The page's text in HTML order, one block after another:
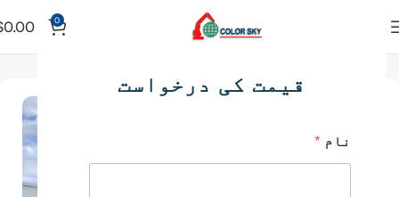
قیمت کی درخواست
نام *
0
0.00